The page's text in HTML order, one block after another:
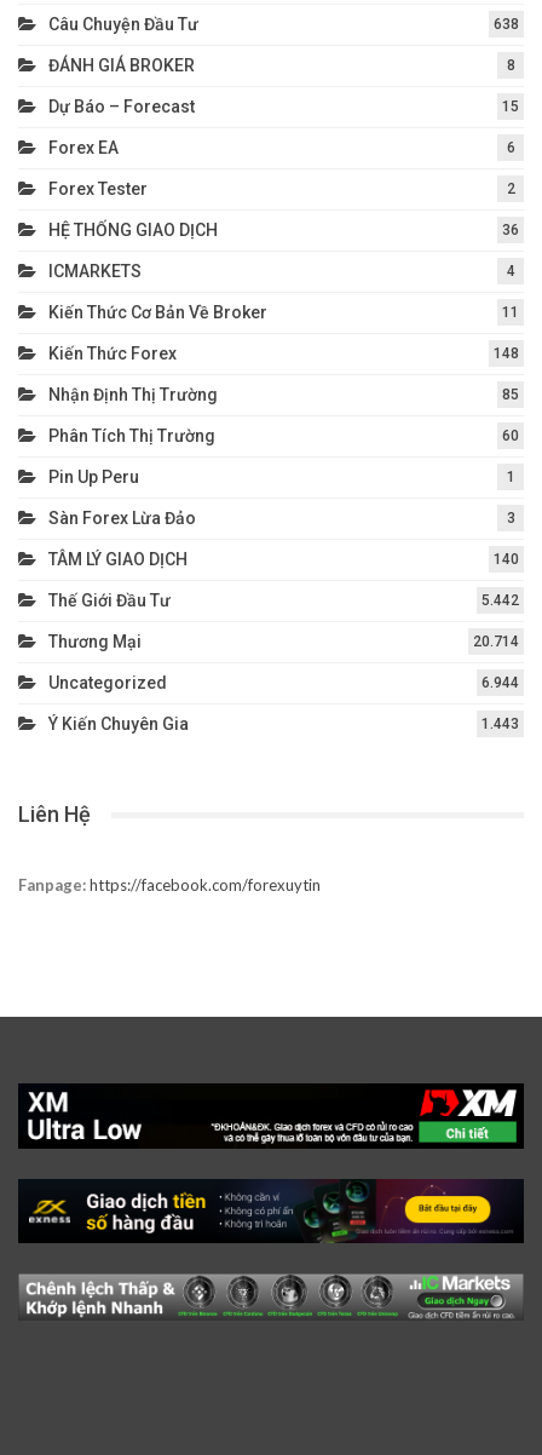
Câu Chuyện Đầu Tư 638
ĐÁNH GIÁ BROKER 8
Dự Báo – Forecast 15
Forex EA 6
Forex Tester 2
HỆ THỐNG GIAO DỊCH 36
ICMARKETS 4
Kiến Thức Cơ Bản Về Broker 11
Kiến Thức Forex 148
Nhận Định Thị Trường 85
Phân Tích Thị Trường 60
Pin Up Peru 1
Sàn Forex Lừa Đảo 3
TÂM LÝ GIAO DỊCH 140
Thế Giới Đầu Tư 5.442
Thương Mại 20.714
Uncategorized 6.944
Ý Kiến Chuyên Gia 1.443
Liên Hệ
Fanpage:https://facebook.com/forexuytin